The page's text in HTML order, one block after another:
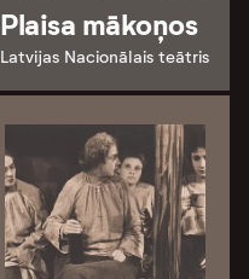
Plaisa mākoņos
Latvijas Nacionālais teātris